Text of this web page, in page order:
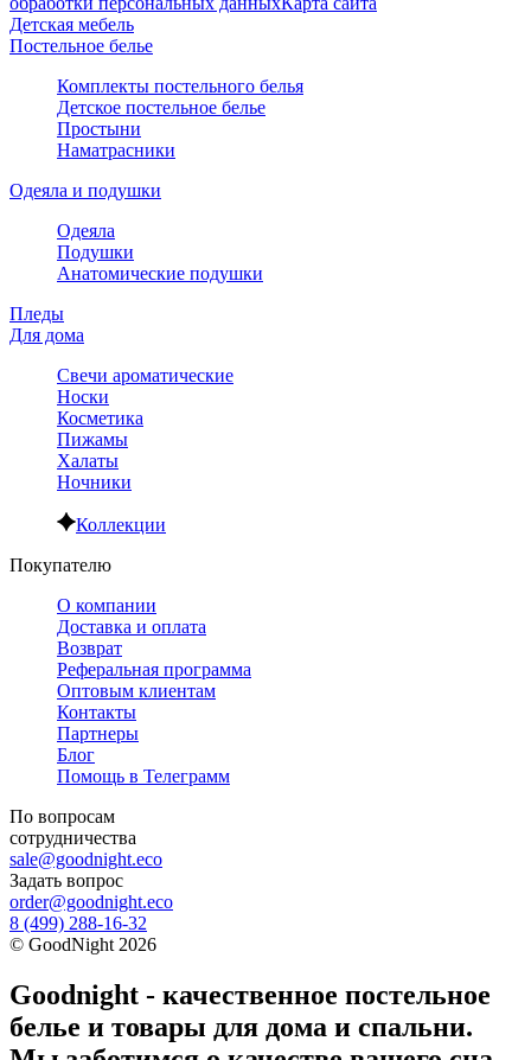
Детская мебель
Постельное белье
Комплекты постельного белья
Детское постельное белье
Простыни
Наматрасники
Одеяла и подушки
Одеяла
Подушки
Анатомические подушки
Пледы
Для дома
Свечи ароматические
Носки
Косметика
Пижамы
Халаты
Ночники
Коллекции
Покупателю
О компании
Доставка и оплата
Возврат
Реферальная программа
Оптовым клиентам
Контакты
Партнеры
Блог
Помощь в Телеграмм
По вопросам
сотрудничества
sale@goodnight.eco
Задать вопрос
order@goodnight.eco
8 (499) 288-16-32
© GoodNight 2026
Goodnight - качественное постельное
белье и товары для дома и спальни.